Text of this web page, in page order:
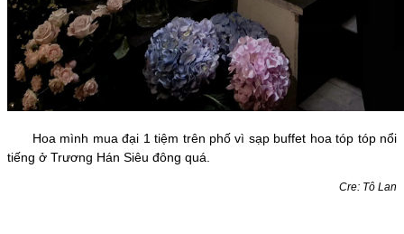
Hoa mình mua đại 1 tiệm trên phố vì sạp buffet hoa tóp tóp nổi
tiếng ở Trương Hán Siêu đông quá.
Cre: Tô Lan